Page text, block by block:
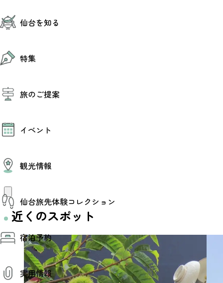
モデルコース
お得なチケット
仙台を知る
エリアガイド
仙台から行く東北周遊旅
伝統的工芸品
特集
夜時間トピックス
旅のご提案
AIおまかせコース
イベント
その他イベント情報（音楽・展示会）
観光情報
温泉
美味いもの
季節のイベント
プロスポーツチーム・プロオーケストラ
仙台の銘品
仙台夜時間
宿泊施設
仙台観光マップ
仙台旅先体験コレクション
体験プログラム検索（予約）
体験事業者からのお知らせ
体験トピックス
体験事業者
宿泊予約
宿泊予約
実用情報
近くのスポット